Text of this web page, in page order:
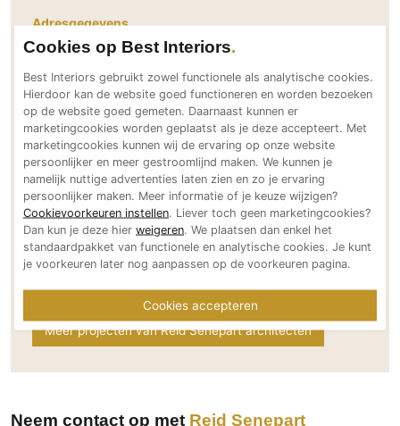
PVC vloeren
Gietvloeren
Houten vloeren
Natuursteen en keramiek vloeren
Vloerkleden
Afwerking
Wandafwerking
Beton Ciré
Behang / Wandtextiel
Natuursteen en keramiek
Schilderwerk
Stucwerk
Spuitwerk
Technologie
Adresgegevens
Onze-Lieve-Vrouwstraat 51B
BE
Bereikbaar via
+32 (0)52 57 56 57
info@reid-senepart.be
reid-senepart.be
Social media
Meer over Reid Senepart architecten
Meer projecten van Reid Senepart architecten
Neem contact op met Reid Senepart
Cookies op Best Interiors
Best Interiors gebruikt zowel functionele als analytische cookies.
Hierdoor kan de website goed functioneren en worden bezoeken
op de website goed gemeten. Daarnaast kunnen er
marketingcookies worden geplaatst als je deze accepteert. Met
marketingcookies kunnen wij de ervaring op onze website
persoonlijker en meer gestroomlijnd maken. We kunnen je
namelijk nuttige advertenties laten zien en zo je ervaring
persoonlijker maken. Meer informatie of je keuze wijzigen?
Cookievoorkeuren instellen. Liever toch geen marketingcookies?
Dan kun je deze hier weigeren. We plaatsen dan enkel het
standaardpakket van functionele en analytische cookies. Je kunt
je voorkeuren later nog aanpassen op de voorkeuren pagina.
Cookies accepteren